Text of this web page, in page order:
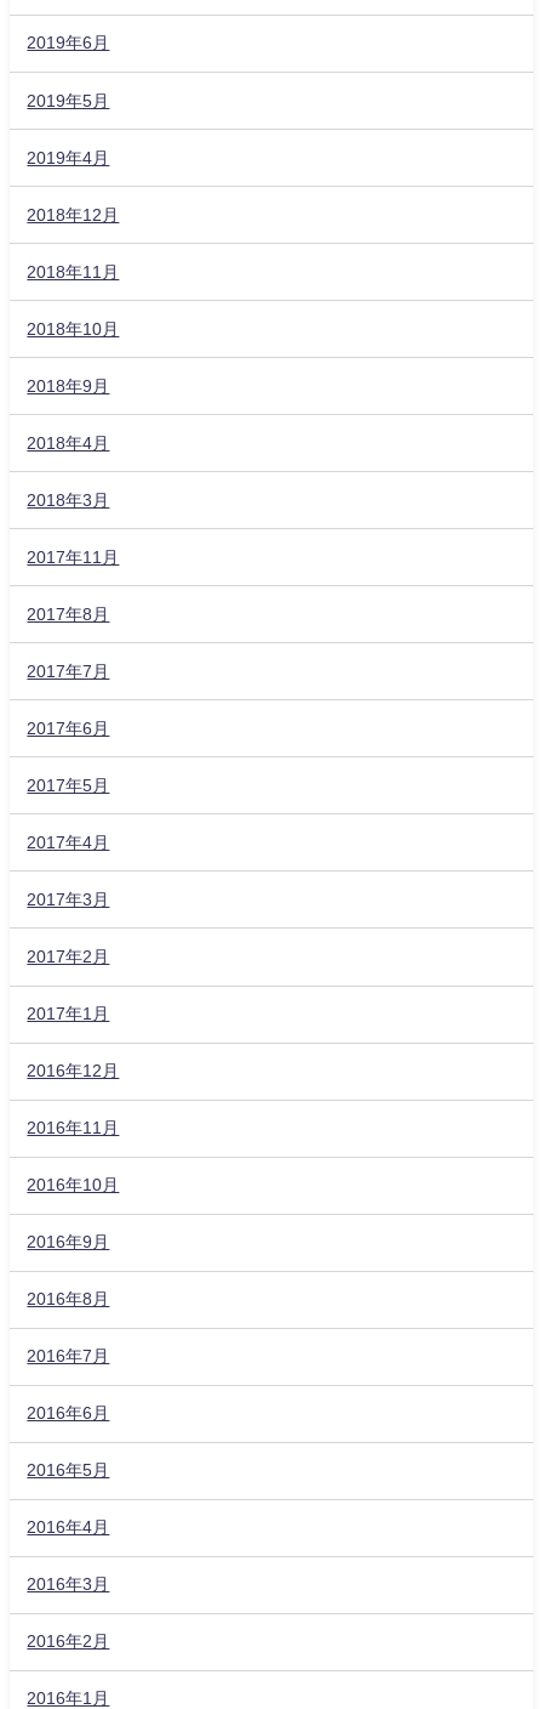
2019年6月
2019年5月
2019年4月
2018年12月
2018年11月
2018年10月
2018年9月
2018年4月
2018年3月
2017年11月
2017年8月
2017年7月
2017年6月
2017年5月
2017年4月
2017年3月
2017年2月
2017年1月
2016年12月
2016年11月
2016年10月
2016年9月
2016年8月
2016年7月
2016年6月
2016年5月
2016年4月
2016年3月
2016年2月
2016年1月